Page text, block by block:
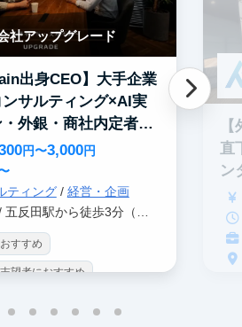
社アップグレード
出身CEO】大手企業
サルティング×AI実
外銀・商社内定者多
円〜3,000円
ティング/ 経営・企画
反田駅から徒歩3分（大崎駅から徒歩8分）
すすめ
望者におすすめ
直
ン